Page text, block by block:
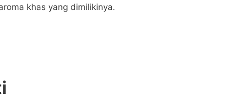
khas yang dimilikinya.